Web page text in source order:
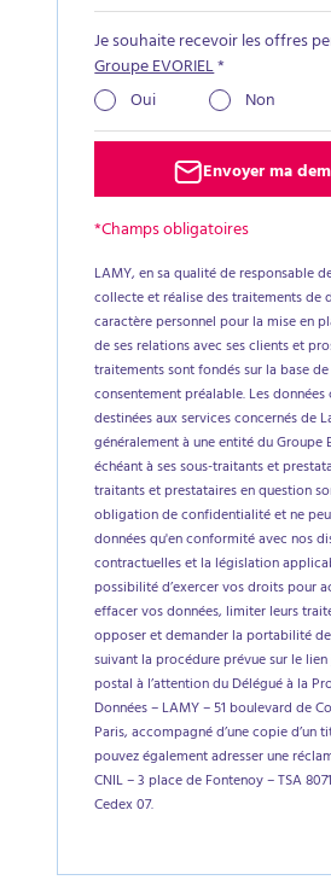
Je souhaite recevoir les offres
Groupe EVORIEL*
Oui
Non
Envoyer ma
*Champs obligatoires
LAMY, en sa qualité de responsable
collecte et réalise des traitements de
caractère personnel pour la mise en
de ses relations avec ses clients et
traitements sont fondés sur la base
consentement préalable. Les
destinées aux services concernés de
généralement à une entité du Groupe
échéant à ses sous-traitants et
traitants et prestataires en question
obligation de confidentialité et ne
données qu'en conformité avec nos
contractuelles et la législation
possibilité d’exercer vos droits pour
effacer vos données, limiter leurs
opposer et demander la portabilité
suivant la procédure prévue sur le lien
postal à l’attention du Délégué à la
Données – LAMY – 51 boulevard de
Paris, accompagné d’une copie d’un
pouvez également adresser une
CNIL – 3 place de Fontenoy – TSA
Cedex 07.